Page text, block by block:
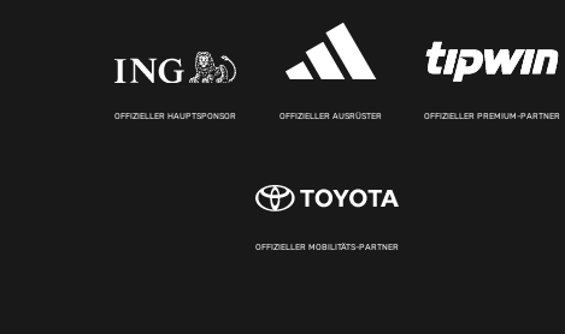
OFFIZIELLER HAUPTSPONSOR OFFIZIELLER AUSRÜSTER OFFIZIELLER PREMIUM-PARTNER
OFFIZIELLER MOBILITÄTS-PARTNER